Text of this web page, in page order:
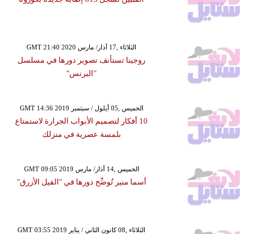
GMT 21:40 2020 الثلاثاء ,17 آذار/ مارس
روجينا تستأنف تصوير دورها في مسلسل
"البرنس"
GMT 14:36 2019 الخميس ,05 أيلول / سبتمبر
10 أفكار لتصميم الأبواب الجرارة لاستمتاع
بلمسة عصرية في منزلك
GMT 09:05 2019 الخميس ,14 آذار/ مارس
أسما منير تُوضِّح دورها في "الفيل الأزرق"
GMT 03:55 2019 الثلاثاء ,08 كانون الثاني / يناير